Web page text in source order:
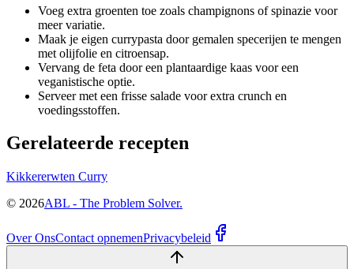
Voeg extra groenten toe zoals champignons of spinazie voor
meer variatie.
Maak je eigen currypasta door gemalen specerijen te mengen
met olijfolie en citroensap.
Vervang de feta door een plantaardige kaas voor een
veganistische optie.
Serveer met een frisse salade voor extra crunch en
voedingsstoffen.
Gerelateerde recepten
Kikkererwten Curry
© 2026ABL - The Problem Solver.
Over OnsContact opnemenPrivacybeleid